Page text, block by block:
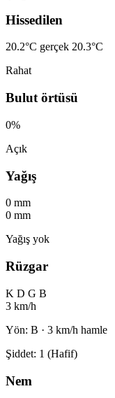
Hissedilen
20.2°C gerçek 20.3°C
Rahat
Bulut örtüsü
0%
Açık
Yağış
0 mm
0 mm
Yağış yok
Rüzgar
K D G B
3 km/h
Yön: B · 3 km/h hamle
Şiddet: 1 (Hafif)
Nem